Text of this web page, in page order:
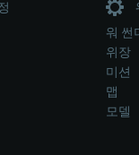
워 썬
위장
미션
맵
모델